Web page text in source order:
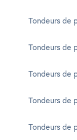
Tondeurs de
Tondeurs de
Tondeurs de
Tondeurs de
Tondeurs de